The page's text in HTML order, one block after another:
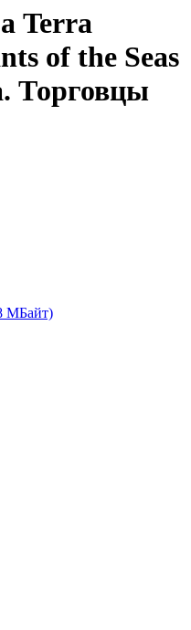
Terra
of the Seas
Торговцы
МБайт)